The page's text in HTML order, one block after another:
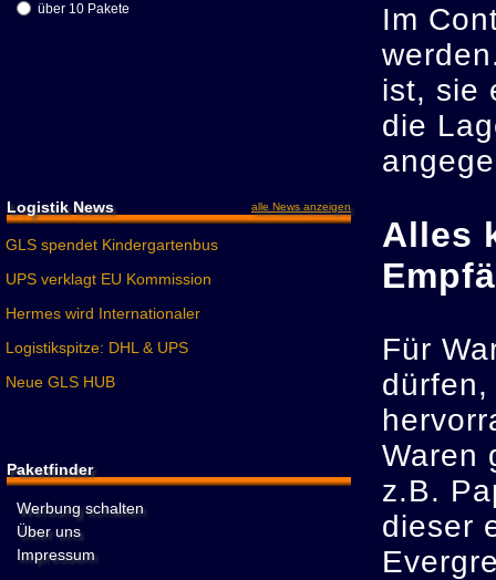
über 10 Pakete
Logistik News alle News anzeigen
GLS spendet Kindergartenbus
UPS verklagt EU Kommission
Hermes wird Internationaler
Logistikspitze: DHL & UPS
Neue GLS HUB
Paketfinder
Werbung schalten
Über uns
Impressum
Im
ist, sie
die
Alles
Für
Waren
z.B.
dieser